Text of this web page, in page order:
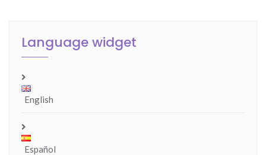
Language widget
English
Español